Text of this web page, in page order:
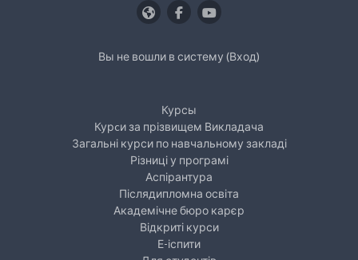
Вы не вошли в систему (Вход)
Курсы
Курcи за прізвищем Викладача
Загальні курси по навчальному закладі
Різниці у програмі
Аспірантура
Післядипломна освіта
Академічне бюро карєр
Відкриті курси
Е-іспити